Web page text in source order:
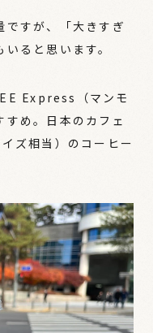
ですが、「大きすぎ
ると思います。
Express（マンモ
め。日本のカフェ
ズ相当）のコーヒー